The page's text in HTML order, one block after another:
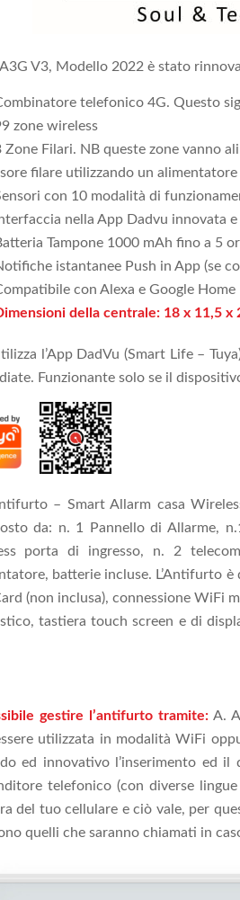
V3, Modello 2022 è stato
telefonico 4G. Questo
zone wireless
Zone Filari. NB queste zone vanno
filare utilizzando un alimentatore
con 10 modalità di
nella App Dadvu innovata
Tampone 1000 mAh fino a 5
istantanee Push in App (se
con Alexa e Google Home
della centrale: 18 x 11,5 x
l’App DadVu (Smart Life –
Funzionante solo se il
– Smart Allarm casa
da: n. 1 Pannello di Allarme,
porta di ingresso, n. 2
batterie incluse. L’Antifurto
(non inclusa), connessione WiFi
tastiera touch screen e di
gestire l’antifurto tramite:A.
utilizzata in modalità WiFi
ed innovativo l’inserimento ed il
telefonico (con diverse
del tuo cellulare e ciò vale, per
quelli che saranno chiamati in